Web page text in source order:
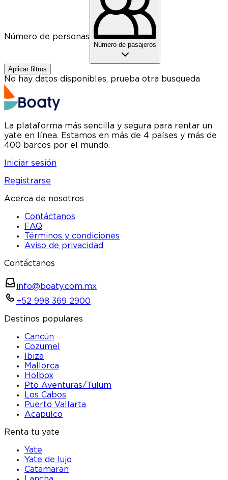
Número de personas
Número de pasajeros
Aplicar filtros
No hay datos disponibles, prueba otra busqueda
La plataforma más sencilla y segura para rentar un
yate en línea. Estamos en más de 4 países y más de
400 barcos por el mundo.
Iniciar sesión
Registrarse
Acerca de nosotros
Contáctanos
FAQ
Términos y condiciones
Aviso de privacidad
Contáctanos
info@boaty.com.mx
+52 998 369 2900
Destinos populares
Cancún
Cozumel
Ibiza
Mallorca
Holbox
Pto Aventuras/Tulum
Los Cabos
Puerto Vallarta
Acapulco
Renta tu yate
Yate
Yate de lujo
Catamaran